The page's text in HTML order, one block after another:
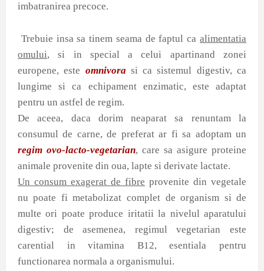
imbatranirea precoce.
Trebuie insa sa tinem seama de faptul caalimentatia
omului, si in special a celui apartinand zonei
europene, este omnivora si ca sistemul digestiv, ca
lungime si ca echipament enzimatic, este adaptat
pentru un astfel de regim.
De aceea, daca dorim neaparat sa renuntam la
consumul de carne, de preferat ar fi sa adoptam un
regim ovo-lacto-vegetarian, care sa asigure proteine
animale provenite din oua, lapte si derivate lactate.
Un consum exagerat de fibre provenite din vegetale
nu poate fi metabolizat complet de organism si de
multe ori poate produce iritatii la nivelul aparatului
digestiv; de asemenea, regimul vegetarian este
carential in vitamina B12, esentiala pentru
functionarea normala a organismului.